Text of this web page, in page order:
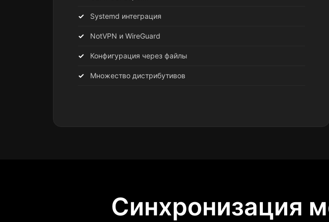
Systemd интеграция
NotVPN и WireGuard
Конфигурация через файлы
Множество дистрибутивов
Синхронизация